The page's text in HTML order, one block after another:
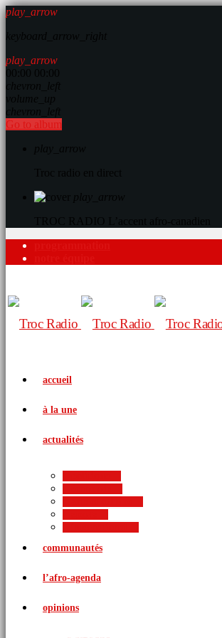
play_arrow
play_arrow
Go to album
accueil
à la une
actualités
communautés
l’afro-agenda
opinions